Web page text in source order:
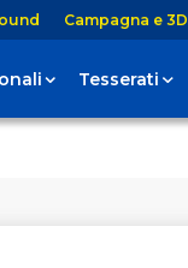
Campagna e 3D
Tesserati